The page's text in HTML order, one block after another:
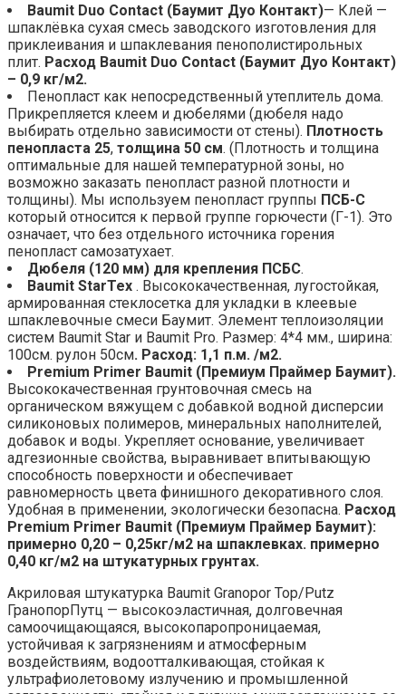
Baumit Duo Contact (Баумит Дуо Контакт)— Клей —
шпаклёвка сухая смесь заводского изготовления для
приклеивания и шпаклевания пенополистирольных
плит. Расход Baumit Duo Contact (Баумит Дуо Контакт)
– 0,9 кг/м2.
Пенопласт как непосредственный утеплитель дома.
Прикрепляется клеем и дюбелями (дюбеля надо
выбирать отдельно зависимости от стены). Плотность
пенопласта 25, толщина 50 см. (Плотность и толщина
оптимальные для нашей температурной зоны, но
возможно заказать пенопласт разной плотности и
толщины). Мы используем пенопласт группы ПСБ-С
который относится к первой группе горючести (Г-1). Это
означает, что без отдельного источника горения
пенопласт самозатухает.
Дюбеля (120 мм) для крепления ПСБС.
Baumit StarTex . Высококачественная, лугостойкая,
армированная стеклосетка для укладки в клеевые
шпаклевочные смеси Баумит. Элемент теплоизоляции
систем Baumit Star и Baumit Pro. Размер: 4*4 мм., ширина:
100см. рулон 50см. Расход: 1,1 п.м. /м2.
Premium Primer Baumit (Премиум Праймер Баумит).
Высококачественная грунтовочная смесь на
органическом вяжущем с добавкой водной дисперсии
силиконовых полимеров, минеральных наполнителей,
добавок и воды. Укрепляет основание, увеличивает
адгезионные свойства, выравнивает впитывающую
способность поверхности и обеспечивает
равномерность цвета финишного декоративного слоя.
Удобная в применении, экологически безопасна. Расход
Premium Primer Baumit (Премиум Праймер Баумит):
примерно 0,20 – 0,25кг/м2 на шпаклевках. примерно
0,40 кг/м2 на штукатурных грунтах.
Акриловая штукатурка Baumit Granopor Top/Putz
ГранопорПутц — высокоэластичная, долговечная
самоочищающаяся, высокопаропроницаемая,
устойчивая к загрязнениям и атмосферным
воздействиям, водоотталкивающая, стойкая к
ультрафиолетовому излучению и промышленной